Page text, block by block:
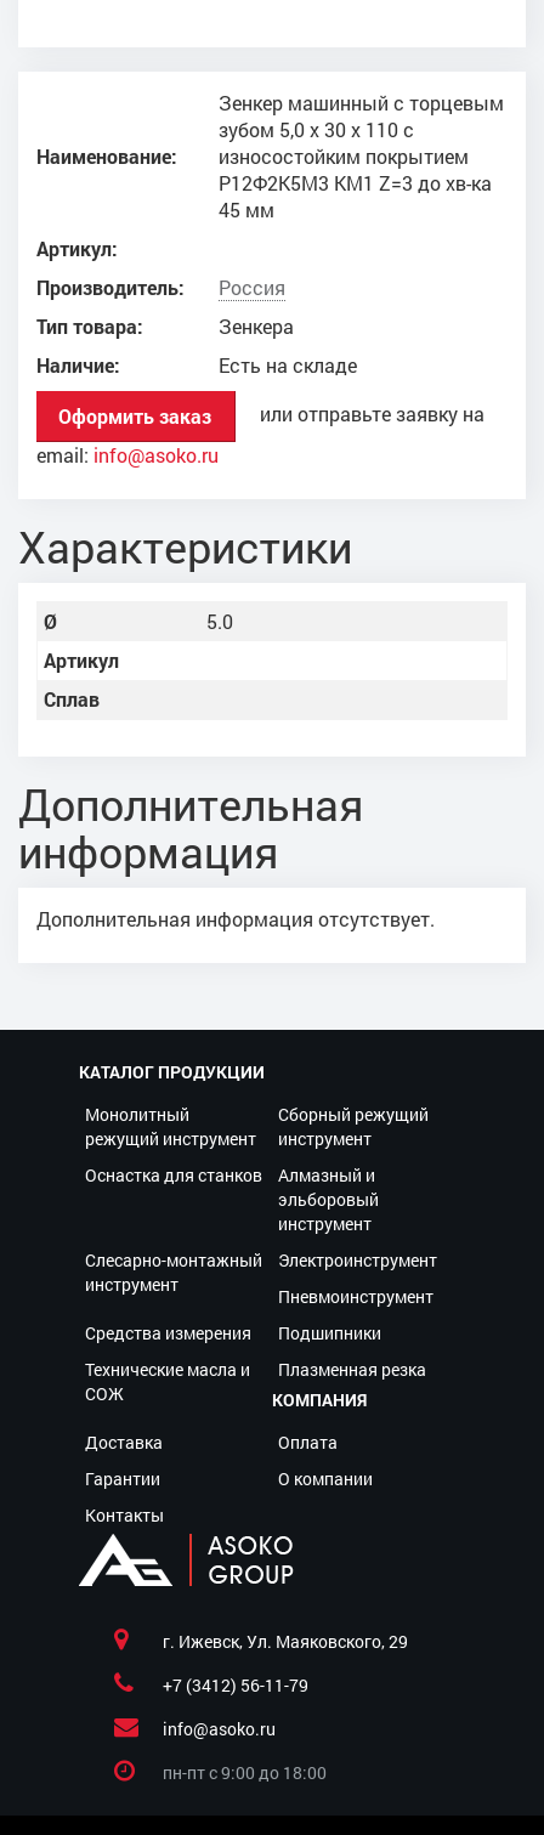
Наименование:
Зенкер машинный с торцевым
зубом 5,0 х 30 х 110 с
износостойким покрытием
Р12Ф2К5М3 КМ1 Z=3 до хв-ка
45 мм
Артикул:
Производитель:
Россия
Тип товара:
Зенкера
Наличие:
Есть на складе
Оформить заказ
или отправьте заявку на
email: info@asoko.ru
Характеристики
Ø
5.0
Артикул
Сплав
Дополнительная
информация
Дополнительная информация отсутствует.
КАТАЛОГ ПРОДУКЦИИ
Монолитный
режущий инструмент
Сборный режущий
инструмент
Оснастка для станков
Алмазный и
эльборовый
инструмент
Слесарно-монтажный
инструмент
Электроинструмент
Пневмоинструмент
Средства измерения
Подшипники
Технические масла и
СОЖ
Плазменная резка
КОМПАНИЯ
Доставка
Оплата
Гарантии
О компании
Контакты
г. Ижевск, Ул. Маяковского, 29
+7 (3412) 56-11-79
info@asoko.ru
пн-пт c 9:00 до 18:00